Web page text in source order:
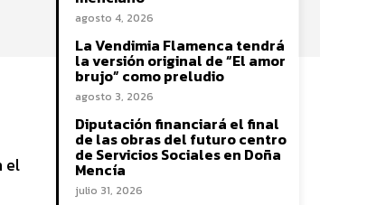
el
agosto 4, 2026
La Vendimia Flamenca tendrá
la versión original de “El amor
brujo” como preludio
agosto 3, 2026
Diputación financiará el final
de las obras del futuro centro
de Servicios Sociales en Doña
Mencía
julio 31, 2026